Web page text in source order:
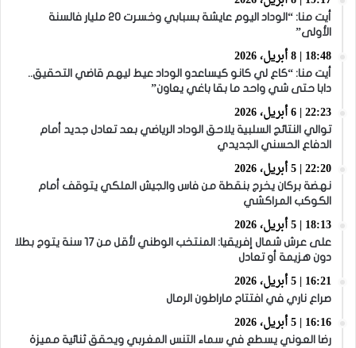
أيت منا: “الوداد اليوم عايشة بسبابي وخسرت 20 مليار فالسنة
الأولى”
18:48 | 8 أبريل، 2026
أيت منا: “كاع لي كانو كيساعدو الوداد عيط ليهم قاضي التحقيق..
دابا حتى شي واحد ما بقا باغي يعاون”
22:23 | 6 أبريل، 2026
توالي النتائج السلبية يلاحق الوداد الرياضي بعد تعادل جديد أمام
الدفاع الحسني الجديدي
22:20 | 5 أبريل، 2026
نهضة بركان يخرج بنقطة من فاس والجيش الملكي يتوقف أمام
الكوكب المراكشي
18:13 | 5 أبريل، 2026
على عرش شمال إفريقيا: المنتخب الوطني لأقل من 17 سنة يتوج بطلا
دون هزيمة أو تعادل
16:21 | 5 أبريل، 2026
صراع ناري في افتتاح ماراطون الرمال
16:16 | 5 أبريل، 2026
رضا العوني يسطع في سماء التنس المغربي ويحقق ثنائية مميزة